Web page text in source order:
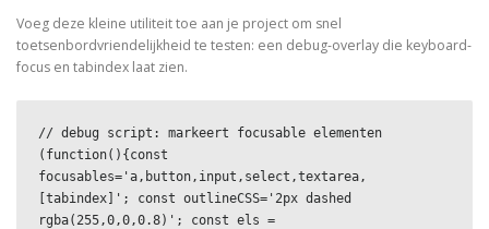
Voeg deze kleine utiliteit toe aan je project om snel
toetsenbordvriendelijkheid te testen: een debug-overlay die keyboard-
focus en tabindex laat zien.
// debug script: markeert focusable elementen
(function(){const
focusables='a,button,input,select,textarea,
[tabindex]'; const outlineCSS='2px dashed
rgba(255,0,0,0.8)'; const els =